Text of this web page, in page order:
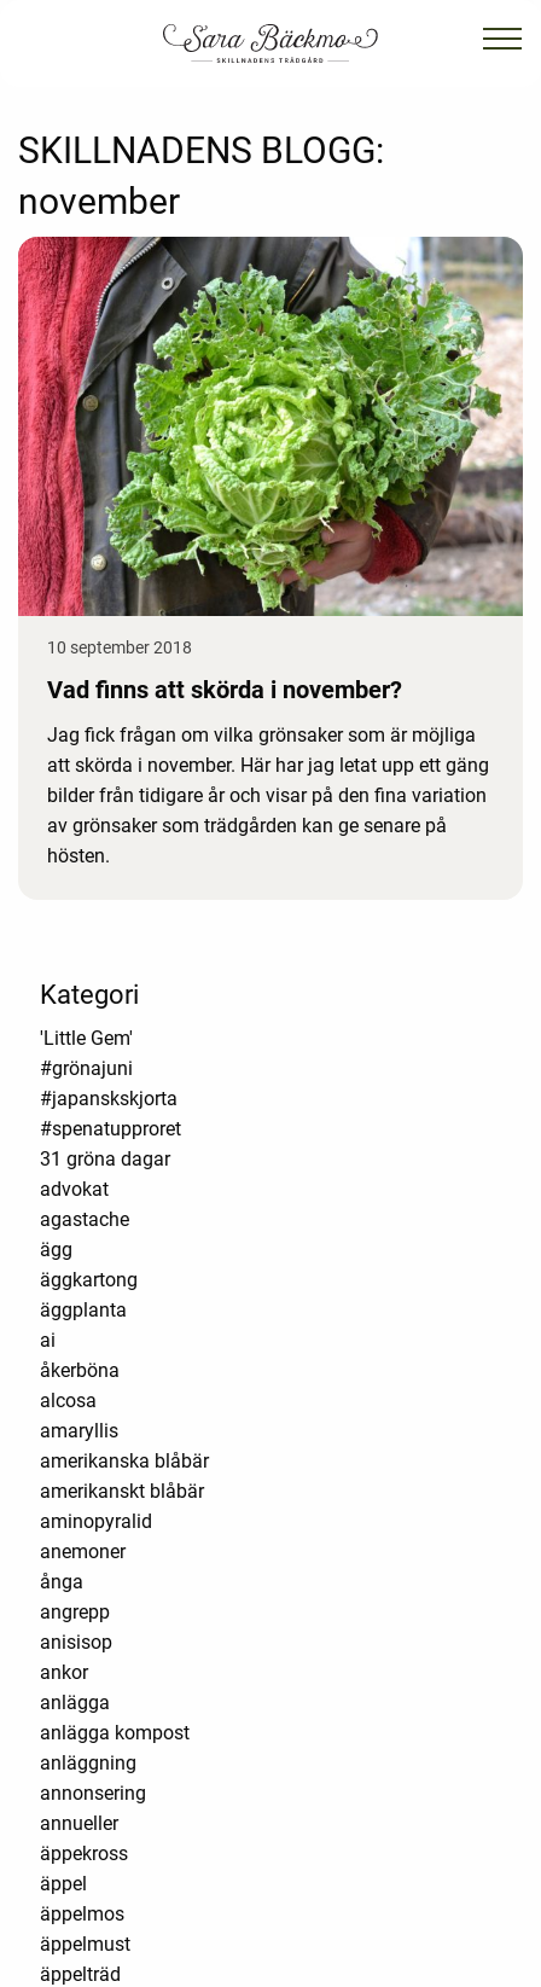
SKILLNADENS BLOGG:
november
10 september 2018
Vad finns att skörda i november?
Jag fick frågan om vilka grönsaker som är möjliga
att skörda i november. Här har jag letat upp ett gäng
bilder från tidigare år och visar på den fina variation
av grönsaker som trädgården kan ge senare på
hösten.
Kategori
'Little Gem'
#grönajuni
#japanskskjorta
#spenatupproret
31 gröna dagar
advokat
agastache
ägg
äggkartong
äggplanta
ai
åkerböna
alcosa
amaryllis
amerikanska blåbär
amerikanskt blåbär
aminopyralid
anemoner
ånga
angrepp
anisisop
ankor
anlägga
anlägga kompost
anläggning
annonsering
annueller
äppekross
äppel
äppelmos
äppelmust
äppelträd